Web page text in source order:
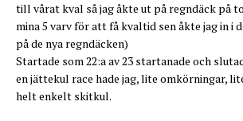
till vårat kval så jag åkte ut på regndäck på
mina 5 varv för att få kvaltid sen åkte jag in i
på de nya regndäcken)
Startade som 22:a av 23 startanade och
en jättekul race hade jag, lite omkörningar,
helt enkelt skitkul.